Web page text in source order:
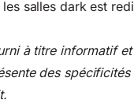
salles dark est
à titre informatif
des spécificités